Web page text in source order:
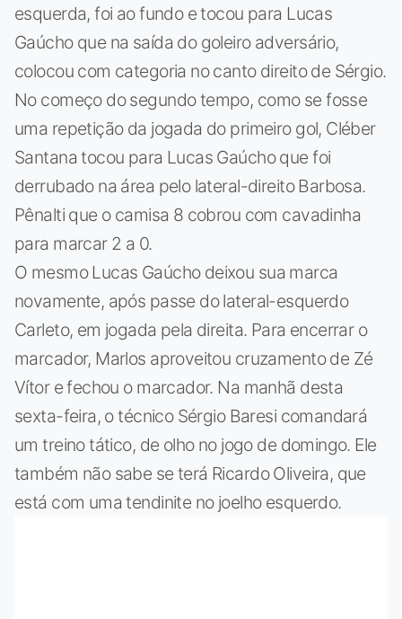
esquerda, foi ao fundo e tocou para Lucas
Gaúcho que na saída do goleiro adversário,
colocou com categoria no canto direito de Sérgio.
No começo do segundo tempo, como se fosse
uma repetição da jogada do primeiro gol, Cléber
Santana tocou para Lucas Gaúcho que foi
derrubado na área pelo lateral-direito Barbosa.
Pênalti que o camisa 8 cobrou com cavadinha
para marcar 2 a 0.
O mesmo Lucas Gaúcho deixou sua marca
novamente, após passe do lateral-esquerdo
Carleto, em jogada pela direita. Para encerrar o
marcador, Marlos aproveitou cruzamento de Zé
Vítor e fechou o marcador. Na manhã desta
sexta-feira, o técnico Sérgio Baresi comandará
um treino tático, de olho no jogo de domingo. Ele
também não sabe se terá Ricardo Oliveira, que
está com uma tendinite no joelho esquerdo.